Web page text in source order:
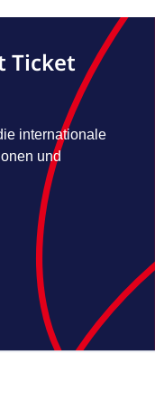
Ticket
internationale
und